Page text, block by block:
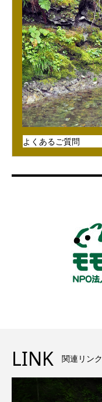
よくあるご質問
LINK 関連リンク